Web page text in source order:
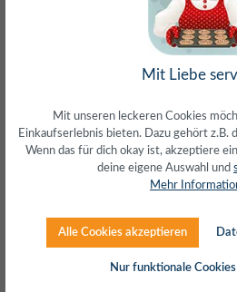
– Frag den Profi!
kostenlos und persönlich
Über 20+ Jahre Erfahrung
wir wissen von was wir
GummispitzeGeeignet für
Mit Liebe
Mit unseren leckeren Cookies
Einkaufserlebnis bieten. Dazu gehört z.B.
Wenn das für dich okay ist, akzeptiere
deine eigene Auswahl und
Mehr
Alle Cookies akzeptieren
Nur funktionale